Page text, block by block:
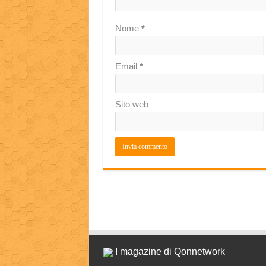
Nome *
Email *
Sito web
I magazine di Qonnetwork